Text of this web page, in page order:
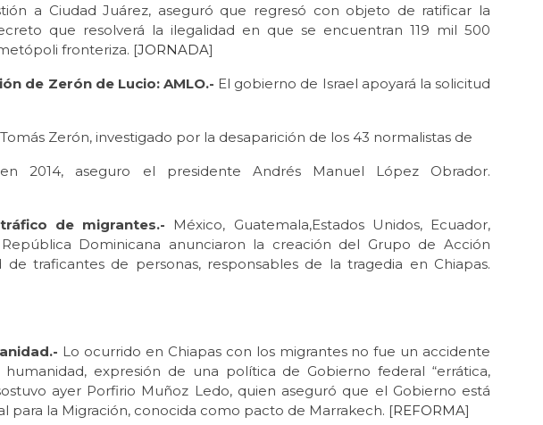
a Ciudad Juárez, aseguró que regresó con objeto de ratificar la
que resolverá la ilegalidad en que se encuentran 119 mil 500
fronteriza. [JORNADA]
de Zerón de Lucio: AMLO.- El gobierno de Israel apoyará la solicitud
Zerón, investigado por la desaparición de los 43 normalistas de
en 2014, aseguro el presidente Andrés Manuel López Obrador.
de migrantes.- México, Guatemala,Estados Unidos, Ecuador,
Dominicana anunciaron la creación del Grupo de Acción
traficantes de personas, responsables de la tragedia en Chiapas.
Lo ocurrido en Chiapas con los migrantes no fue un accidente
expresión de una política de Gobierno federal “errática,
ayer Porfirio Muñoz Ledo, quien aseguró que el Gobierno está
para la Migración, conocida como pacto de Marrakech. [REFORMA]